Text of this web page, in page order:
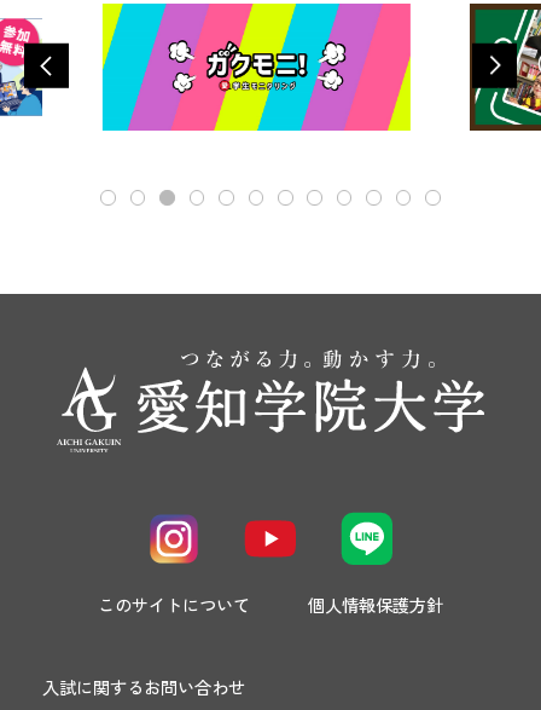
このサイトについて 個人情報保護方針
入試に関するお問い合わせ